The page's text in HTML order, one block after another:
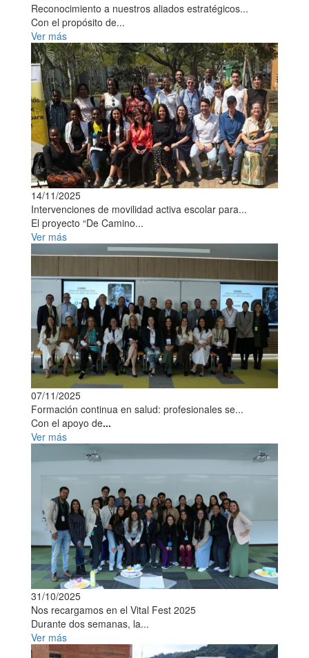
Reconocimiento a nuestros aliados estratégicos...
Con el propósito de...
Ver más
14/11/2025
Intervenciones de movilidad activa escolar para...
El proyecto “De Camino...
Ver más
07/11/2025
Formación continua en salud: profesionales se...
Con el apoyo de...
Ver más
31/10/2025
Nos recargamos en el Vital Fest 2025
Durante dos semanas, la...
Ver más